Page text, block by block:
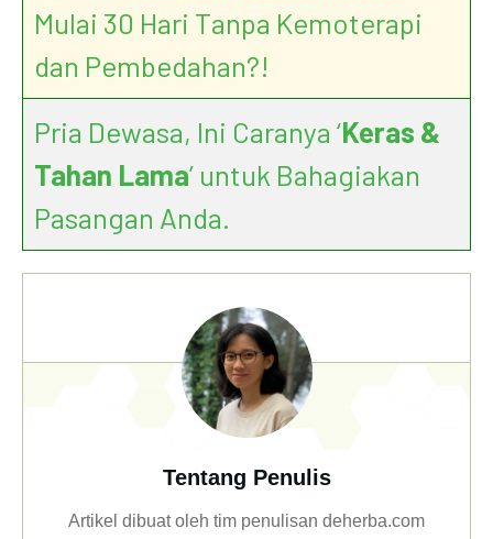
Mulai 30 Hari Tanpa Kemoterapi
dan Pembedahan?!
Pria Dewasa, Ini Caranya ‘Keras &
Tahan Lama’ untuk Bahagiakan
Pasangan Anda.
Tentang Penulis
Artikel dibuat oleh tim penulisan deherba.com